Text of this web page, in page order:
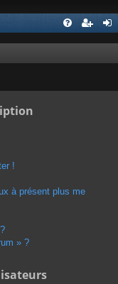
!
à présent plus me
» ?